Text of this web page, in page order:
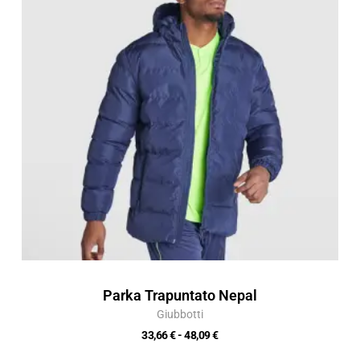
Parka Trapuntato Nepal
Giubbotti
33,66€- 48,09€
33,66 €
a
48,09 €